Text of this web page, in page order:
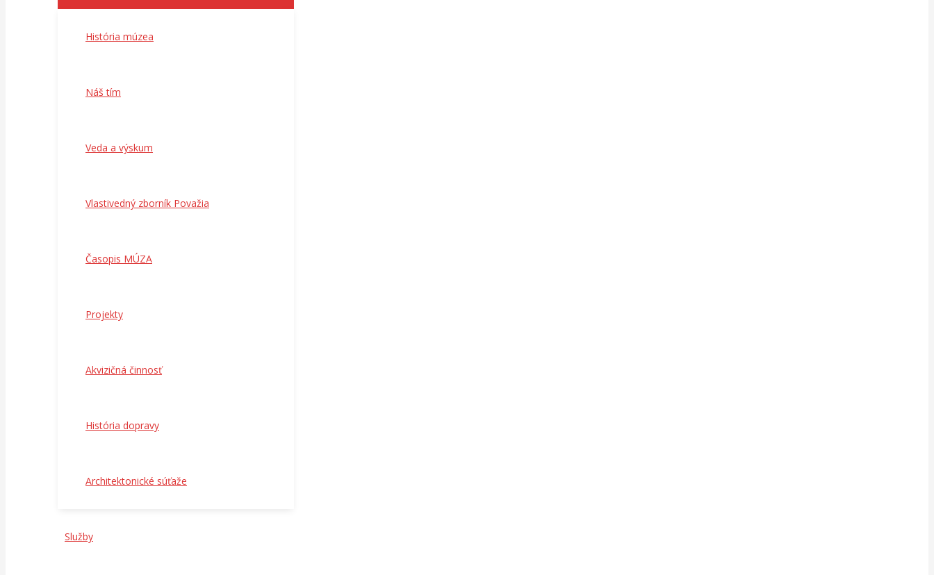
História múzea
Náš tím
Veda a výskum
Vlastivedný zborník Považia
Časopis MÚZA
Projekty
Akvizičná činnosť
História dopravy
Architektonické súťaže
Služby